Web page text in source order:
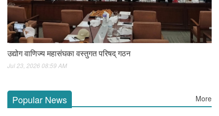
उद्योग वाणिज्य महासंघका वस्तुगत परिषद् गठन
Jul 23, 2026 08:59 AM
Popular News More